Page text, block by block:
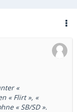
«
« Flirt », «
« SB/SD ».